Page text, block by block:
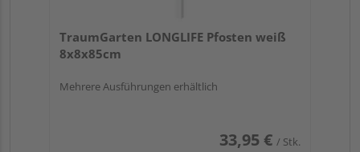
TraumGarten LONGLIFE Pfosten weiß
8x8x85cm
Mehrere Ausführungen erhältlich
33,95 € / Stk.